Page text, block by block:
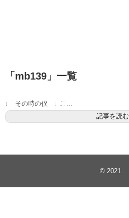
「 mb139 」 一覧
↓ その時の僕 ↓ こ...
記事を読む
© 2021